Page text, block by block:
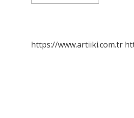
Başlangıcı
https://www.artiiki.com.tr